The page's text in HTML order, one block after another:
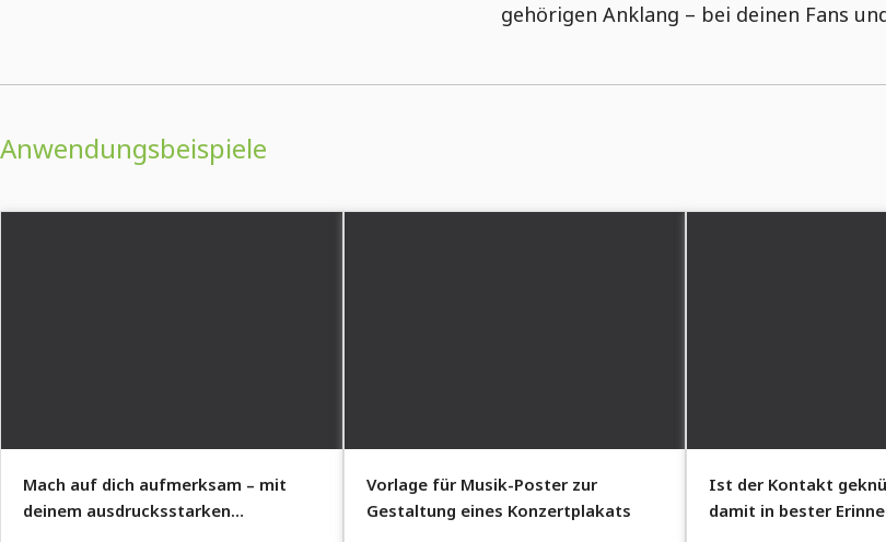
gehörigen Anklang – bei deinen Fans
Anwendungsbeispiele
Mach auf dich aufmerksam – mit
deinem ausdrucksstarken
Vorlage für Musik-Poster zur
Gestaltung eines Konzertplakats
Ist der Kontakt
damit in bester